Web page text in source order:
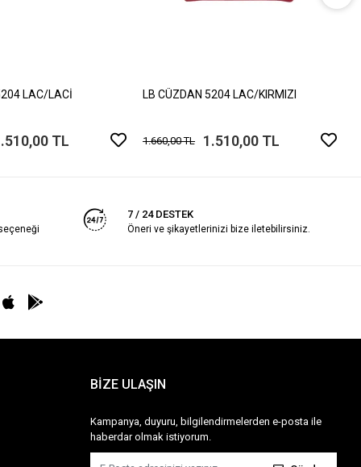
LAC/LACİ
TL
LB CÜZDAN 5204 LAC/KIRMIZI
1.660,00 TL 1.510,00 TL
7 / 24 DESTEK
Öneri ve şikayetlerinizi bize iletebilirsiniz.
BİZE ULAŞIN
Kampanya, duyuru, bilgilendirmelerden e-posta ile
haberdar olmak istiyorum.